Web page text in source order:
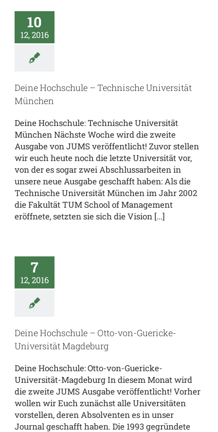
10
12, 2016
Deine Hochschule – Technische Universität
München
Deine Hochschule: Technische Universität
München Nächste Woche wird die zweite
Ausgabe von JUMS veröffentlicht! Zuvor stellen
wir euch heute noch die letzte Universität vor,
von der es sogar zwei Abschlussarbeiten in
unsere neue Ausgabe geschafft haben: Als die
Technische Universität München im Jahr 2002
die Fakultät TUM School of Management
eröffnete, setzten sie sich die Vision [...]
7
12, 2016
Deine Hochschule – Otto-von-Guericke-
Universität Magdeburg
Deine Hochschule: Otto-von-Guericke-
Universität-Magdeburg In diesem Monat wird
die zweite JUMS Ausgabe veröffentlicht! Vorher
wollen wir Euch zunächst alle Universitäten
vorstellen, deren Absolventen es in unser
Journal geschafft haben. Die 1993 gegründete